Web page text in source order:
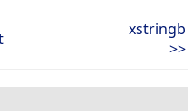
xstringb
>>